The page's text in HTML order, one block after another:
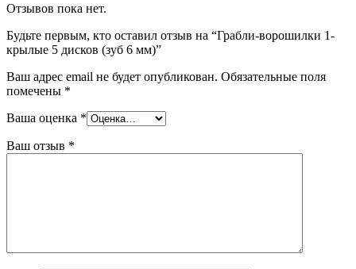
Отзывов пока нет.
Будьте первым, кто оставил отзыв на “Грабли-ворошилки 1-
крылые 5 дисков (зуб 6 мм)”
Ваш адрес email не будет опубликован. Обязательные поля
помечены *
Ваша оценка *
Ваш отзыв *